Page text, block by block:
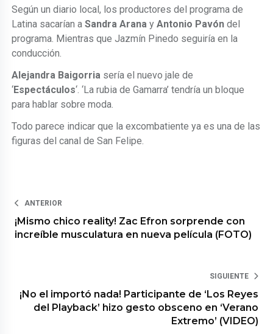
Según un diario local, los productores del programa de
Latina sacarían aSandra Arana yAntonio Pavón del
programa. Mientras que Jazmín Pinedo seguiría en la
conducción.
Alejandra Baigorria sería el nuevo jale de
‘Espectáculos‘. ‘La rubia de Gamarra’ tendría un bloque
para hablar sobre moda.
Todo parece indicar que la excombatiente ya es una de las
figuras del canal de San Felipe.
ANTERIOR
¡Mismo chico reality! Zac Efron sorprende con
increíble musculatura en nueva película (FOTO)
SIGUIENTE
¡No el importó nada! Participante de ‘Los Reyes
del Playback’ hizo gesto obsceno en ‘Verano
Extremo’ (VIDEO)